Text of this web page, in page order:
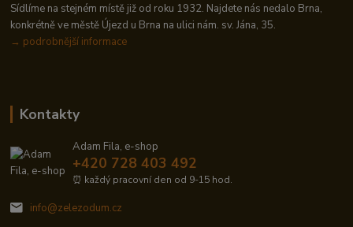
Sídlíme na stejném místě již od roku 1932. Najdete nás nedalo Brna,
konkrétně ve městě Újezd u Brna na ulici nám. sv. Jána, 35.
→ podrobnější informace
Kontakty
Adam Fila, e-shop
+420 728 403 492
⏰ každý pracovní den od 9-15 hod.
info@zelezodum.cz